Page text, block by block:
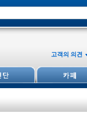
고객의 의견